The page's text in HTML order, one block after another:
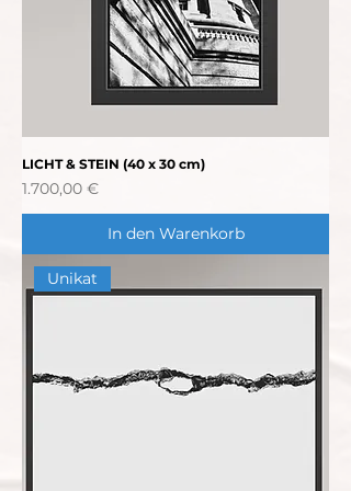
LICHT & STEIN (40 x 30 cm)
Preis
1.700,00 €
In den Warenkorb
Unikat